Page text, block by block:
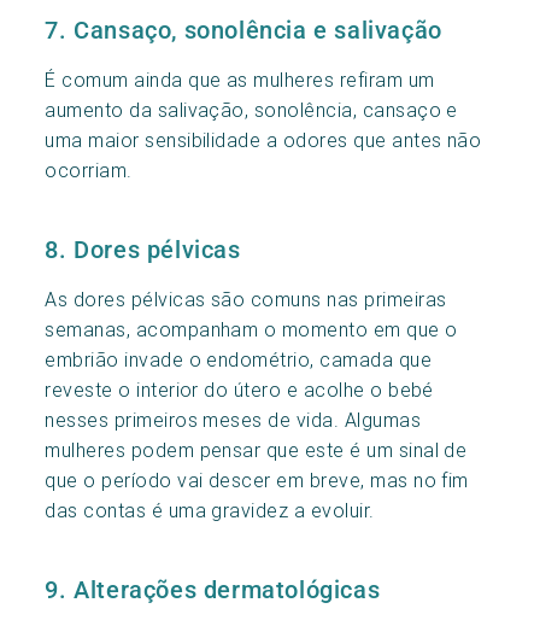
7. Cansaço, sonolência e salivação
É comum ainda que as mulheres refiram um
aumento da salivação, sonolência, cansaço e
uma maior sensibilidade a odores que antes não
ocorriam.
8. Dores pélvicas
As dores pélvicas são comuns nas primeiras
semanas, acompanham o momento em que o
embrião invade o endométrio, camada que
reveste o interior do útero e acolhe o bebé
nesses primeiros meses de vida. Algumas
mulheres podem pensar que este é um sinal de
que o período vai descer em breve, mas no fim
das contas é uma gravidez a evoluir.
9. Alterações dermatológicas